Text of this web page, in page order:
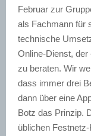
Februar zur
als Fachmann für
technische
Online-Dienst, der
zu beraten. Wir
dass immer drei
dann über eine
Botz das Prinzip.
üblichen